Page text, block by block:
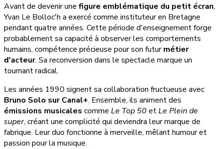
Avant de devenir une figure emblématique du petit écran,
Yvan Le Bolloc'h a exercé comme instituteur en Bretagne
pendant quatre années. Cette période d'enseignement forge
probablement sa capacité à observer les comportements
humains, compétence précieuse pour son futurmétier
d'acteur. Sa reconversion dans le spectacle marque un
tournant radical.
Les années 1990 signent sa collaboration fructueuse avec
Bruno Solo sur Canal+. Ensemble, ils animent des
émissions musicales comme Le Top 50 etLe Plein de
super, créant une complicité qui deviendra leur marque de
fabrique. Leur duo fonctionne à merveille, mêlant humour et
passion pour la musique.